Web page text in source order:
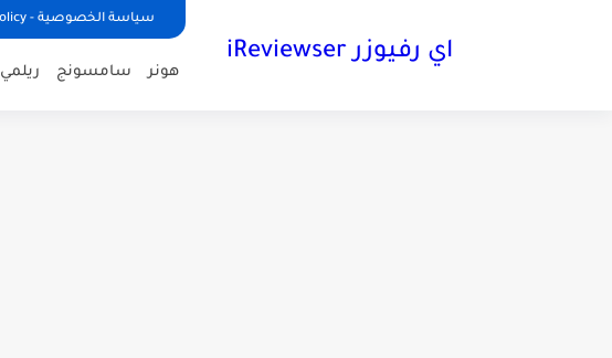
سياسة الخصوصية - Privacy Policy
اي رفيوزر iReviewser
هونر سامسونج ريلمي